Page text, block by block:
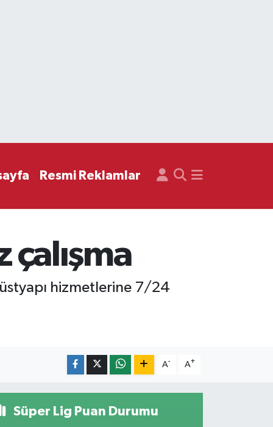
Resmi Reklamlar
hizmetlerine 7/24
A- A+
Süper Lig Puan Durumu